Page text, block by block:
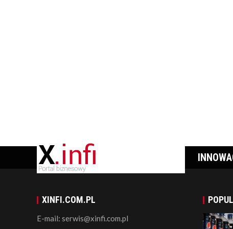
XINFI.COM.PL
E-mail: serwis@xinfi.com.pl